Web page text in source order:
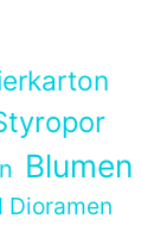
Dioramen